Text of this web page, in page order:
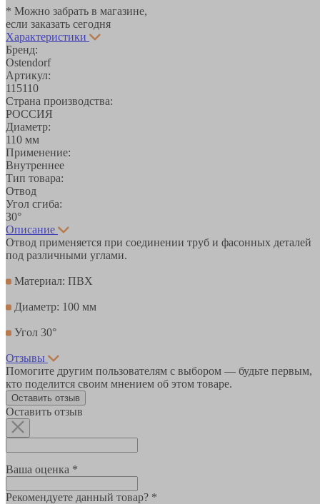
* Можно забрать в магазине,
если заказать сегодня
Характеристики
Бренд:
Ostendorf
Артикул:
115110
Страна производства:
РОССИЯ
Диаметр:
110 мм
Применение:
Внутреннее
Тип товара:
Отвод
Угол сгиба:
30°
Описание
Отвод применяется при соединении труб и фасонных деталей
под различными углами.
Материал: ПВХ
Диаметр: 100 мм
Угол 30°
Отзывы
Помогите другим пользователям с выбором — будьте первым,
кто поделится своим мнением об этом товаре.
Оставить отзыв
Оставить отзыв
Ваша оценка *
Рекомендуете данный товар? *